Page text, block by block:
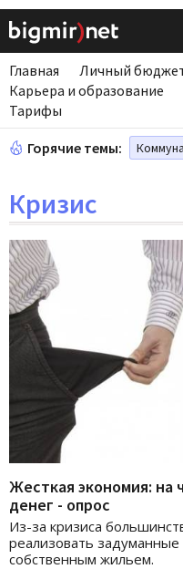
Главная Личный
Карьера и образование
Тарифы
Горячие темы:
Кризис
Жесткая экономия: на
денег - опрос
Из-за кризиса
реализовать задуманные
собственным жильем.